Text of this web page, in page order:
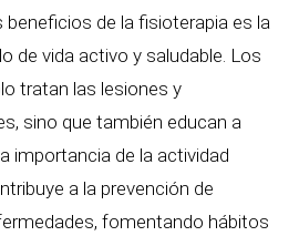
beneficios de la fisioterapia es la
de vida activo y saludable. Los
tratan las lesiones y
sino que también educan a
importancia de la actividad
a la prevención de
fomentando hábitos